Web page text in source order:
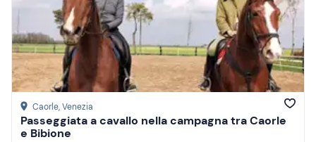
Caorle, Venezia
Passeggiata a cavallo nella campagna tra Caorle
e Bibione